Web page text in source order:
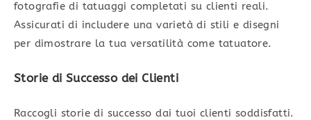
fotografie di tatuaggi completati su clienti reali.
Assicurati di includere una varietà di stili e disegni
per dimostrare la tua versatilità come tatuatore.
Storie di Successo dei Clienti
Raccogli storie di successo dai tuoi clienti soddisfatti.